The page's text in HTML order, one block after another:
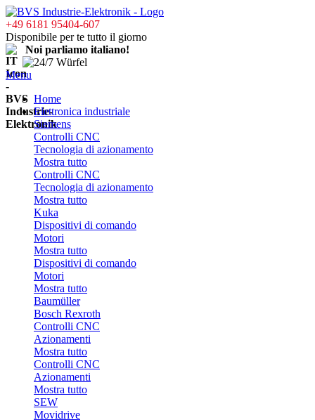
+49 6181 95404-607
Disponibile per te tutto il giorno
Noi parliamo italiano!
Menu
Home
Elettronica industriale
Siemens
Controlli CNC
Tecnologia di azionamento
Mostra tutto
Controlli CNC
Tecnologia di azionamento
Mostra tutto
Kuka
Dispositivi di comando
Motori
Mostra tutto
Dispositivi di comando
Motori
Mostra tutto
Baumüller
Bosch Rexroth
Controlli CNC
Azionamenti
Mostra tutto
Controlli CNC
Azionamenti
Mostra tutto
SEW
Movidrive